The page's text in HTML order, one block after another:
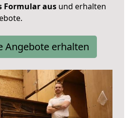
Formular aus und erhalten
Angebote erhalten